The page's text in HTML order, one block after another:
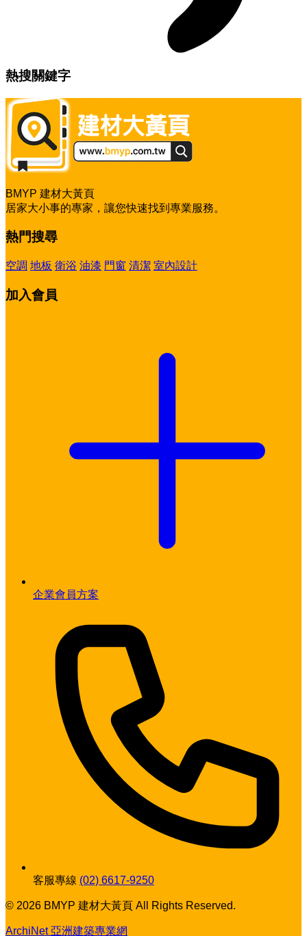
熱搜關鍵字
BMYP 建材大黃頁
居家大小事的專家，讓您快速找到專業服務。
熱門搜尋
空調 地板 衛浴 油漆 門窗 清潔 室內設計
加入會員
企業會員方案
客服專線 (02) 6617-9250
© 2026 BMYP 建材大黃頁 All Rights Reserved.
ArchiNet 亞洲建築專業網